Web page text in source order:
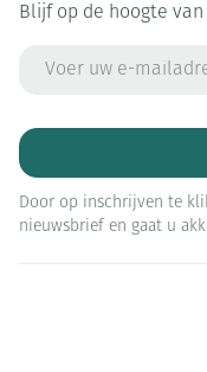
Blijf op de hoogte
Door op inschrijven te
nieuwsbrief en gaat u